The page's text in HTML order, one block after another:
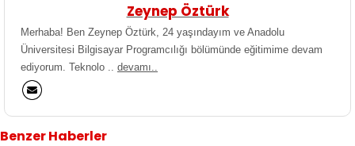
Zeynep Öztürk
Merhaba! Ben Zeynep Öztürk, 24 yaşındayım ve Anadolu
Üniversitesi Bilgisayar Programcılığı bölümünde eğitimime devam
ediyorum. Teknolo .. devamı..
Benzer Haberler